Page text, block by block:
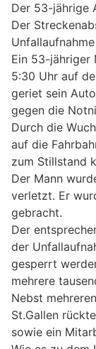
Der 53-jährige
Der
Ein 53-jähriger
5:30 Uhr auf
geriet sein
gegen die
Durch die
auf die
zum Stillstand
Der Mann
verletzt. Er
gebracht.
Der
der
gesperrt
mehrere
Nebst
St.Gallen
sowie ein